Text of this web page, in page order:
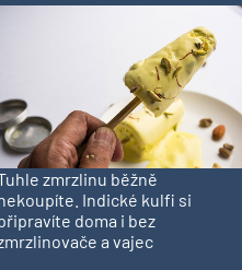
zmrzlinu běžně
Indické kulfi si
doma i bez
a vajec